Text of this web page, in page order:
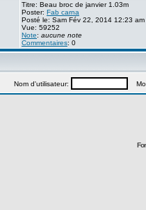
Titre: Beau broc de janvier 1.03m
Poster: Fab carna
Posté le: Sam Fév 22, 2014 12:23 am
Vue: 59252
Note: aucune note
Commentaires: 0
Nom d'utilisateur: